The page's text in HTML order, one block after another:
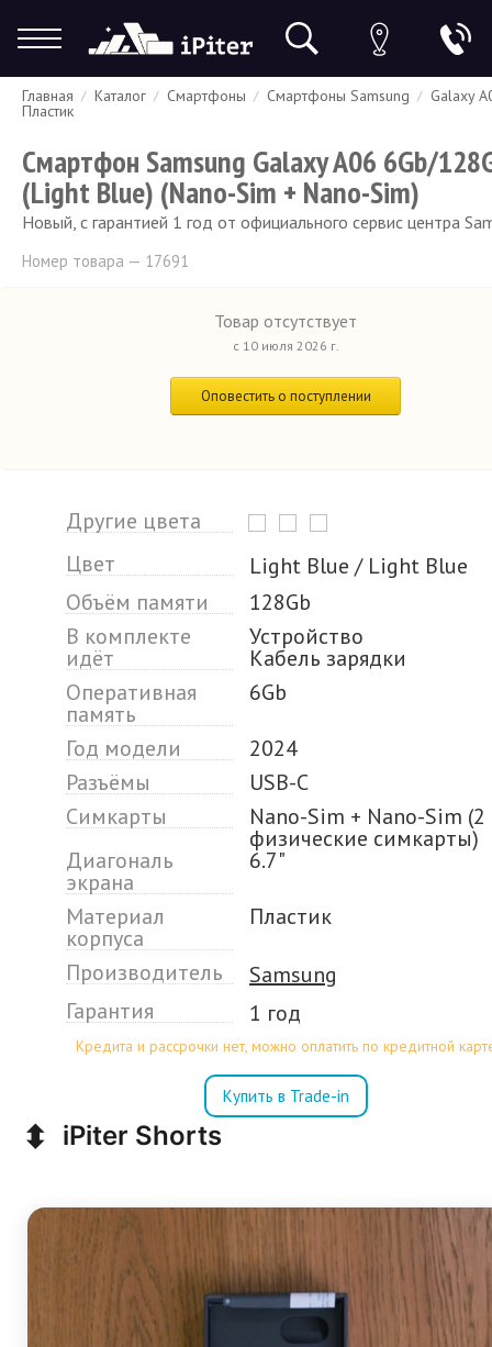
Гарантия Доставка и оплата Спецпредложения Скидки
Главная Каталог Смартфоны Смартфоны Samsung Galaxy
Пластик
Смартфон Samsung Galaxy A06 6Gb/
(Light Blue) (Nano-Sim + Nano-Sim)
Новый, с гарантией 1 год от официального сервис центра
Номер товара — 17691
Товар отсутствует
с 10 июля 2026 г.
Оповестить о поступлении
Другие цвета
Цвет
Light Blue / Light Blue
Объём памяти
128Gb
В комплекте
идёт
Устройство
Кабель зарядки
Оперативная
память
6Gb
Год модели
2024
Разъёмы
USB-C
Симкарты
Nano-Sim + Nano-Sim (2
физические симкарты)
Диагональ
экрана
6.7"
Материал
корпуса
Пластик
Производитель
Samsung
Гарантия
1 год
Кредита и рассрочки нет, можно оплатить по кредитной
Купить в Trade-in
⬍ iPiter Shorts